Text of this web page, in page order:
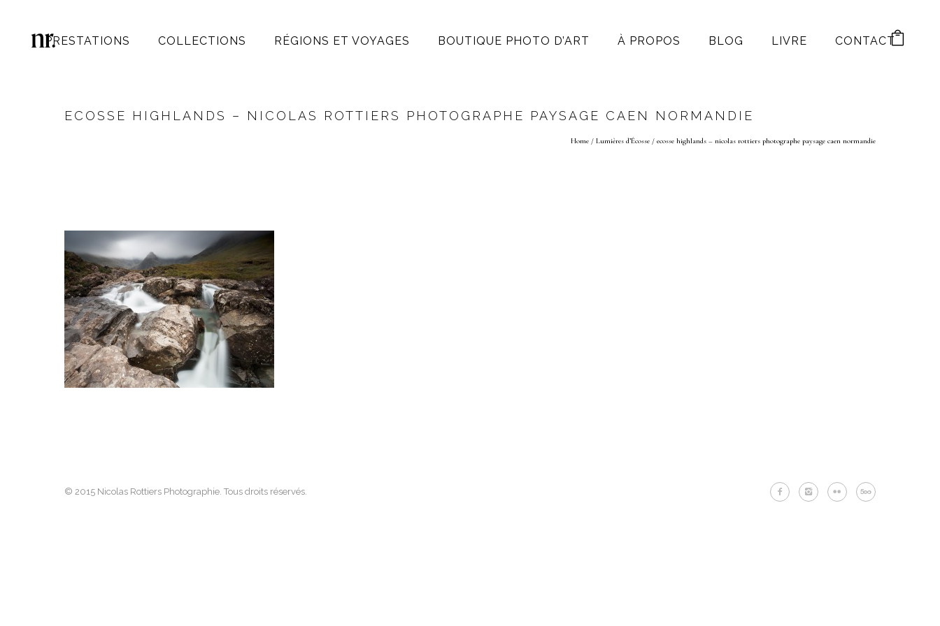
PRESTATIONS COLLECTIONS RÉGIONS ET VOYAGES BOUTIQUE PHOTO D’ART À PROPOS BLOG LIVRE CONTACT
ECOSSE HIGHLANDS – NICOLAS ROTTIERS PHOTOGRAPHE PAYSAGE CAEN NORMANDIE
Home / Lumières d’Écosse / ecosse highlands – nicolas rottiers photographe paysage caen normandie
© 2015 Nicolas Rottiers Photographie. Tous droits réservés.